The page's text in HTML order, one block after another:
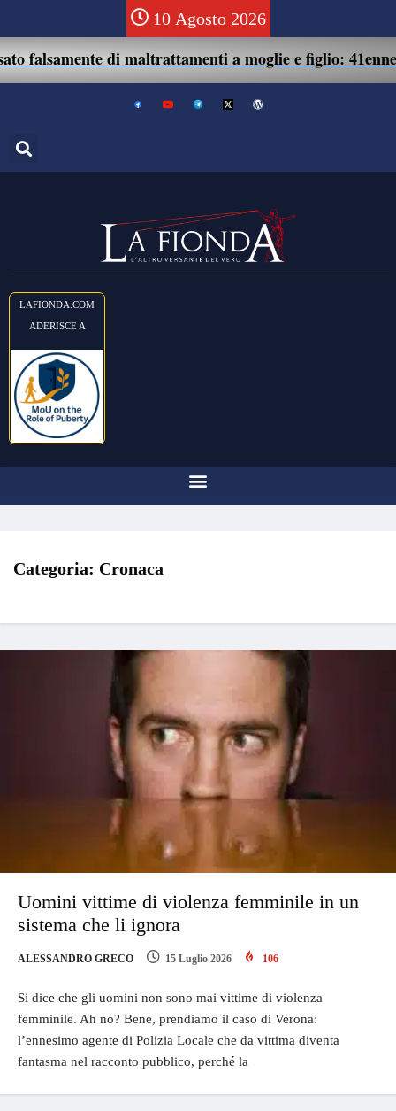
10 Agosto 2026
di maltrattamenti a moglie e figlio: 41enne assolto.
LAFIONDA.COM
ADERISCE A
Categoria: Cronaca
Uomini vittime di violenza femminile in un
sistema che li ignora
ALESSANDRO GRECO 15 Luglio 2026 106
Si dice che gli uomini non sono mai vittime di violenza
femminile. Ah no? Bene, prendiamo il caso di Verona:
l’ennesimo agente di Polizia Locale che da vittima diventa
fantasma nel racconto pubblico, perché la